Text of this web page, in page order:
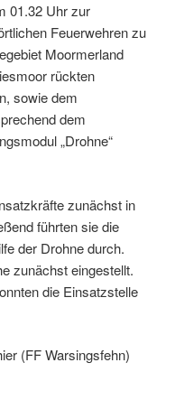
01.32 Uhr zur
Feuerwehren zu
Moormerland
rückten
sowie dem
dem
„Drohne“
zunächst in
führten sie die
der Drohne durch.
zunächst eingestellt.
die Einsatzstelle
(FF Warsingsfehn)